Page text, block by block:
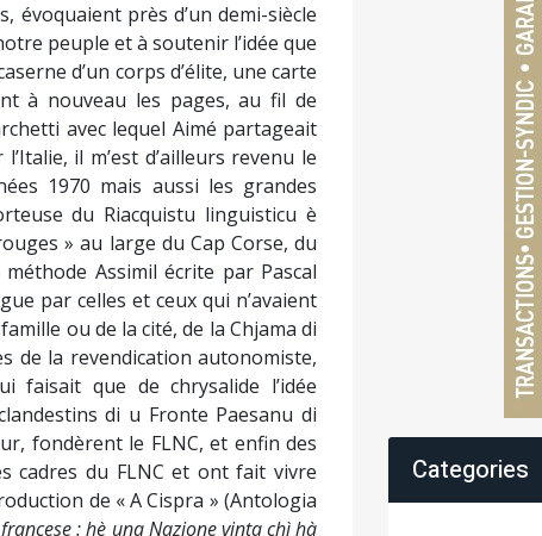
évoquaient près d’un demi-siècle
peuple et à soutenir l’idée que
d’un corps d’élite, une carte
à nouveau les pages, au fil de
avec lequel Aimé partageait
il m’est d’ailleurs revenu le
1970 mais aussi les grandes
du Riacquistu linguisticu è
» au large du Cap Corse, du
Assimil écrite par Pascal
par celles et ceux qui n’avaient
ou de la cité, de la Chjama di
de la revendication autonomiste,
faisait que de chrysalide l’idée
di u Fronte Paesanu di
fondèrent le FLNC, et enfin des
cadres du FLNC et ont fait vivre
de « A Cispra » (Antologia
: hè una Nazione vinta chì hà
Categories